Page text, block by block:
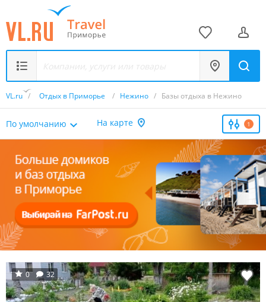
VL.ru / Отдых в Приморье / Нежино / Базы отдыха в Нежино
По умолчанию На карте 1
0 32